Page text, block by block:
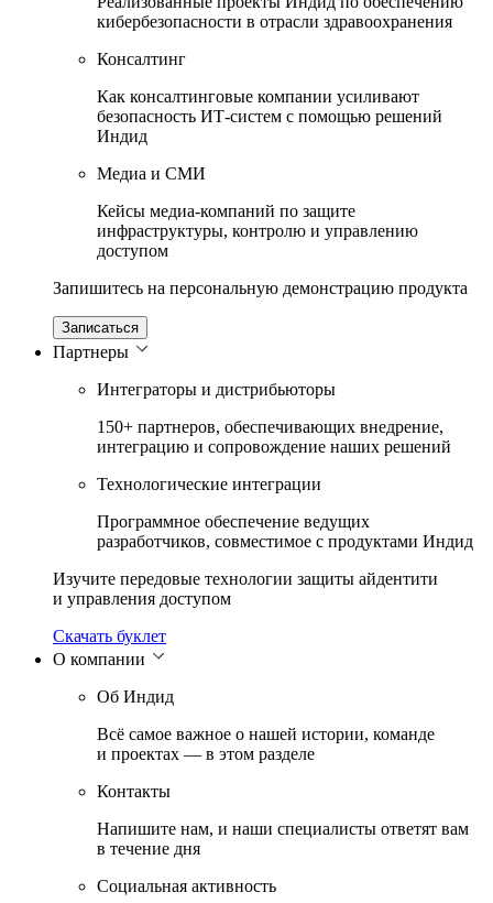
кибербезопасности в отрасли здравоохранения
Консалтинг
Как консалтинговые компании усиливают
безопасность ИТ-систем с помощью решений
Индид
Медиа и СМИ
Кейсы медиа-компаний по защите
инфраструктуры, контролю и управлению
доступом
Запишитесь на персональную демонстрацию продукта
Записаться
Партнеры
Интеграторы и дистрибьюторы
150+ партнеров, обеспечивающих внедрение,
интеграцию и сопровождение наших решений
Технологические интеграции
Программное обеспечение ведущих
разработчиков, совместимое с продуктами Индид
Изучите передовые технологии защиты айдентити
и управления доступом
Скачать буклет
О компании
Об Индид
Всё самое важное о нашей истории, команде
и проектах — в этом разделе
Контакты
Напишите нам, и наши специалисты ответят вам
в течение дня
Социальная активность